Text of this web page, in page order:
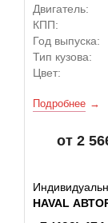
Двигатель:
КПП:
Год выпуска:
Тип кузова:
Цвет:
Подробнее
от 2
HAVAL